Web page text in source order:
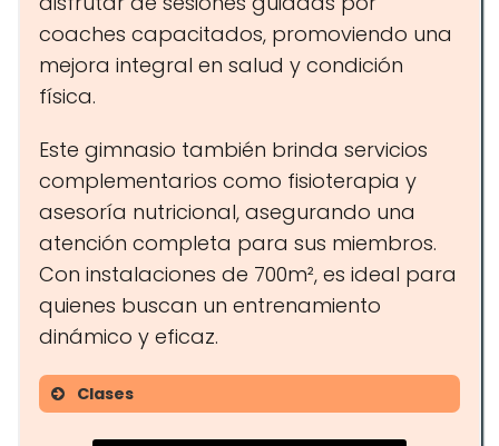
coaches capacitados, promoviendo una
mejora integral en salud y condición
física.
Este gimnasio también brinda servicios
complementarios como fisioterapia y
asesoría nutricional, asegurando una
atención completa para sus miembros.
Con instalaciones de 700m², es ideal para
quienes buscan un entrenamiento
dinámico y eficaz.
Clases
Crosstraining